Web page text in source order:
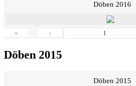
Döben 2016
« ‹
Döben 2015
Döben 2015